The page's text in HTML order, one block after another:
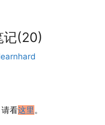
记(20)
看这里。